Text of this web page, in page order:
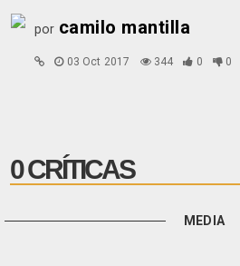
por camilo mantilla
03 Oct 2017 344 0 0
0 CRÍTICAS
MEDIA